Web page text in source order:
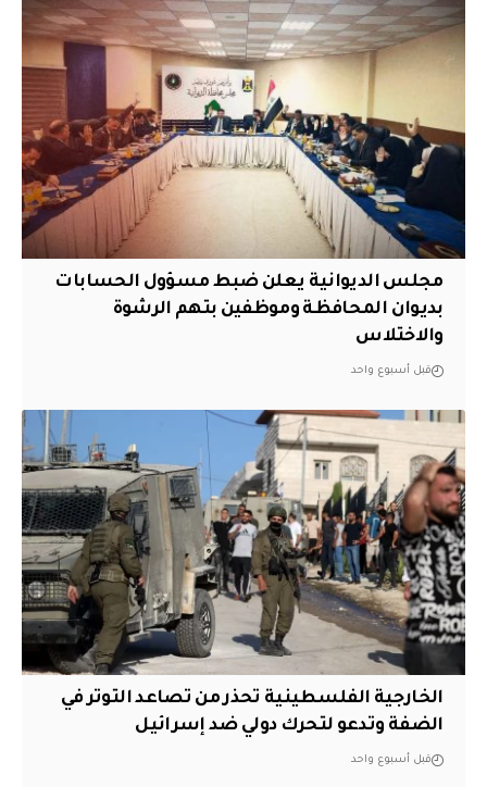
مجلس الديوانية يعلن ضبط مسؤول الحسابات
بديوان المحافظة وموظفين بتهم الرشوة
والاختلاس
قبل أسبوع واحد
الخارجية الفلسطينية تحذر من تصاعد التوتر في
الضفة وتدعو لتحرك دولي ضد إسرائيل
قبل أسبوع واحد